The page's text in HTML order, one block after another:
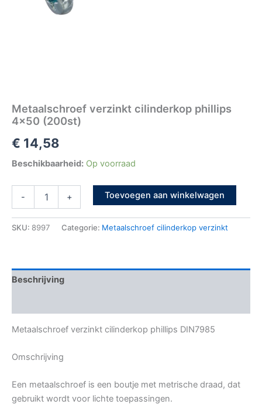
Metaalschroef verzinkt cilinderkop phillips
4×50 (200st)
€ 14,58
Beschikbaarheid: Op voorraad
- + Toevoegen aan winkelwagen
SKU: 8997 Categorie: Metaalschroef cilinderkop verzinkt
Beschrijving
Metaalschroef verzinkt cilinderkop phillips DIN7985
Omschrijving
Een metaalschroef is een boutje met metrische draad, dat
gebruikt wordt voor lichte toepassingen.